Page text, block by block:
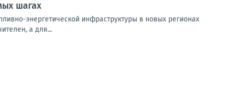
шагах
энергетической инфраструктуры в новых регионах
а для...